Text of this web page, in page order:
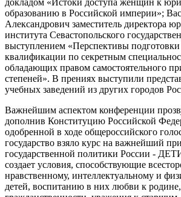
образованию в Российской империи»;
Александрович заместитель директора
института Севастопольского
выступлением «Перспективы
квалификации по секретным
обладающих правом самостоятельного
степеней». В прениях выступили
учебных заведений из других городов
Важнейшим аспектом конференции
дополнив Конституцию Российской
одобренной в ходе общероссийского
государство взяло курс на важнейший
государственной политики России -
создает условия, способствующие
нравственному, интеллектуальному и
детей, воспитанию в них любви к